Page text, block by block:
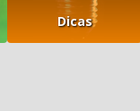
Dicas